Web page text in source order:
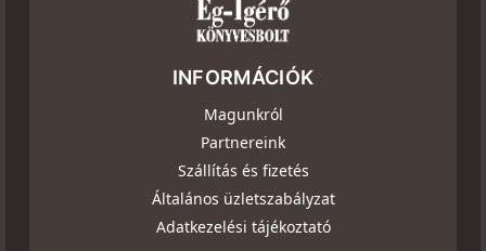
INFORMÁCIÓK
Magunkról
Partnereink
Szállítás és fizetés
Általános üzletszabályzat
Adatkezelési tájékoztató